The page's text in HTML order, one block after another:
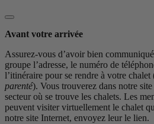
Avant votre arrivée
Assurez-vous d’avoir bien
groupe l’adresse, le numéro de
l’itinéraire pour se rendre à votre chalet
parenté). Vous trouverez dans notre
secteur où se trouve les chalets. Les
peuvent visiter virtuellement le chalet
notre site Internet, envoyez leur le lien.